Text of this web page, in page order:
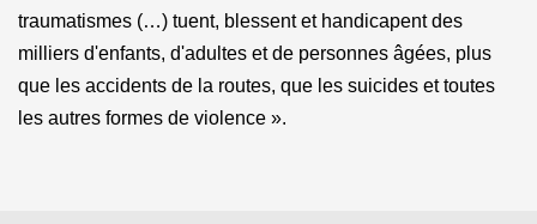
traumatismes (…) tuent, blessent et handicapent des
milliers d'enfants, d'adultes et de personnes âgées, plus
que les accidents de la routes, que les suicides et toutes
les autres formes de violence ».